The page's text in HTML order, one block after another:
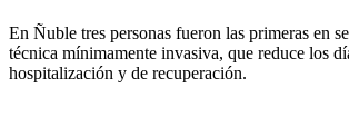
En Ñuble tres personas fueron las primeras en
técnica mínimamente invasiva, que reduce los
hospitalización y de recuperación.